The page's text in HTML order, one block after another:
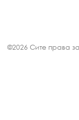
©2026 Сите права